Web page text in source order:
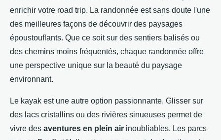
enrichir votre road trip. La randonnée est sans doute l'une
des meilleures façons de découvrir des paysages
époustouflants. Que ce soit sur des sentiers balisés ou
des chemins moins fréquentés, chaque randonnée offre
une perspective unique sur la beauté du paysage
environnant.
Le kayak est une autre option passionnante. Glisser sur
des lacs cristallins ou des rivières sinueuses permet de
vivre des aventures en plein air inoubliables. Les parcs